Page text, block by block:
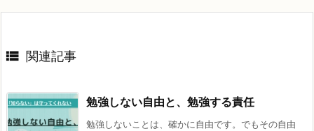
 関連記事
勉強しない自由と、勉強する責任
勉強しないことは、確かに自由です。でもその自由